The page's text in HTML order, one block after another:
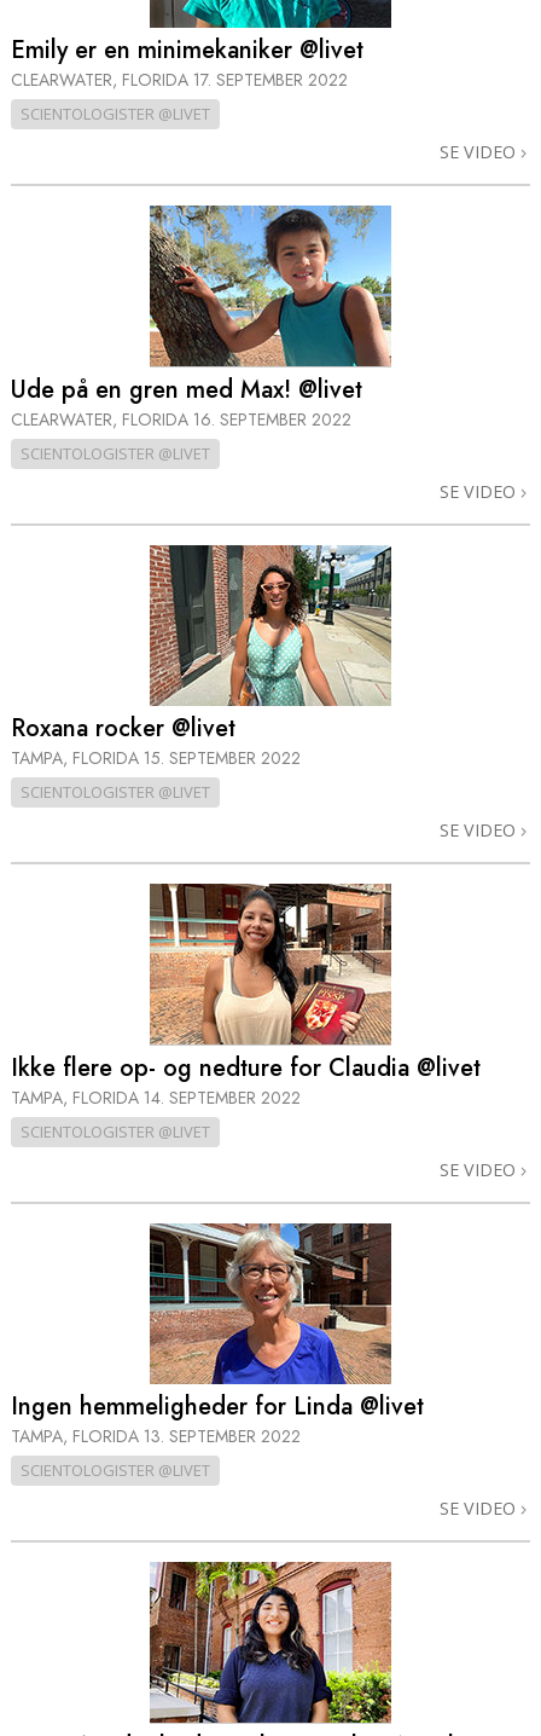
Emily er en minimekaniker @livet
CLEARWATER, FLORIDA 17. SEPTEMBER 2022
SCIENTOLOGISTER @LIVET
SE VIDEO
Ude på en gren med Max! @livet
CLEARWATER, FLORIDA 16. SEPTEMBER 2022
SCIENTOLOGISTER @LIVET
SE VIDEO
Roxana rocker @livet
TAMPA, FLORIDA 15. SEPTEMBER 2022
SCIENTOLOGISTER @LIVET
SE VIDEO
Ikke flere op- og nedture for Claudia @livet
TAMPA, FLORIDA 14. SEPTEMBER 2022
SCIENTOLOGISTER @LIVET
SE VIDEO
Ingen hemmeligheder for Linda @livet
TAMPA, FLORIDA 13. SEPTEMBER 2022
SCIENTOLOGISTER @LIVET
SE VIDEO